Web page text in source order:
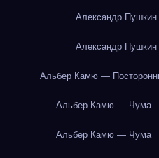
Александр
Александр
Альбер Камю —
Альбер Камю — Чума
Альбер Камю — Чума